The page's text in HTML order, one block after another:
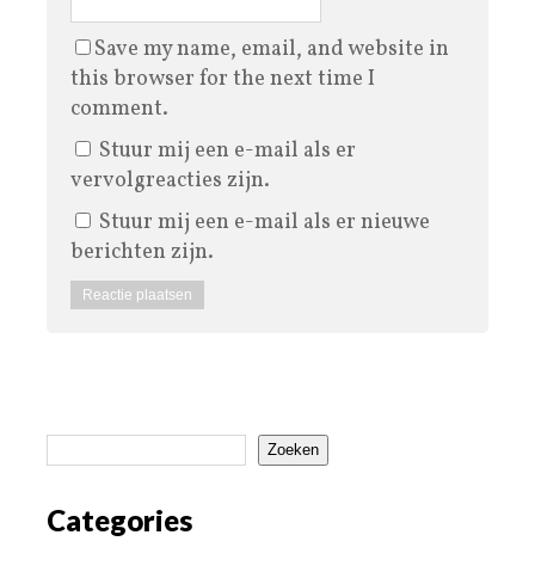
Save my name, email, and website in
this browser for the next time I
comment.
Stuur mij een e-mail als er
vervolgreacties zijn.
Stuur mij een e-mail als er nieuwe
berichten zijn.
Zoeken
Categories